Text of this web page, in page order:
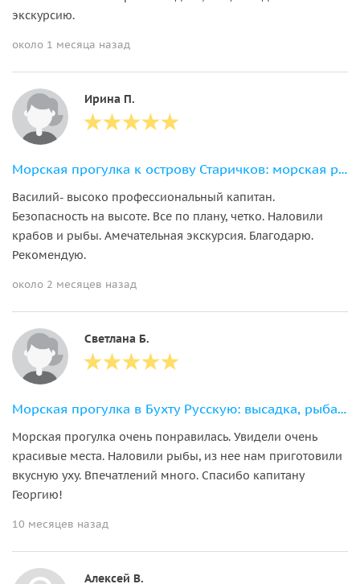
экскурсию.
около 1 месяца назад
Ирина П.
Морская прогулка к острову Старичков: морская рыбалка и крабовое сафари
Василий- высоко профессиональный капитан.
Безопасность на высоте. Все по плану, четко. Наловили
крабов и рыбы. Амечательная экскурсия. Благодарю.
Рекомендую.
около 2 месяцев назад
Светлана Б.
Морская прогулка в Бухту Русскую: высадка, рыбалка и крабовое сафари
Морская прогулка очень понравилась. Увидели очень
красивые места. Наловили рыбы, из нее нам приготовили
вкусную уху. Впечатлений много. Спасибо капитану
Георгию!
10 месяцев назад
Алексей В.